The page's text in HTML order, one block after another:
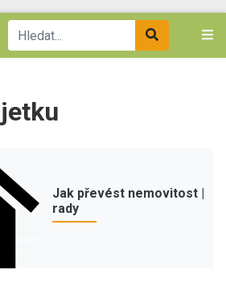
Jak převést nemovitost |
rady